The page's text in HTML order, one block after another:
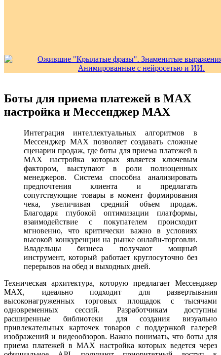
Боты для приема платежей в MAX
настройка и Мессенджер MAX
Интеграция интеллектуальных алгоритмов в
Мессенджер MAX позволяет создавать сложные
сценарии продаж, где боты для приема платежей в
MAX настройка которых является ключевым
фактором, выступают в роли полноценных
менеджеров. Система способна анализировать
предпочтения клиента и предлагать
сопутствующие товары в момент формирования
чека, увеличивая средний объем продаж.
Благодаря глубокой оптимизации платформы,
взаимодействие с покупателем происходит
мгновенно, что критически важно в условиях
высокой конкуренции на рынке онлайн-торговли.
Владельцы бизнеса получают мощный
инструмент, который работает круглосуточно без
перерывов на обед и выходных дней.
Техническая архитектура, которую предлагает Мессенджер
MAX, идеально подходит для развертывания
высоконагруженных торговых площадок с тысячами
одновременных сессий. Разработчикам доступны
расширенные библиотеки для создания визуально
привлекательных карточек товаров с поддержкой галерей
изображений и видеообзоров. Важно понимать, что боты для
приема платежей в MAX настройка которых ведется через